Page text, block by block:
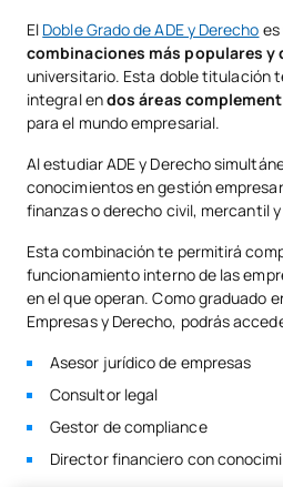
Doble Grado de ADE y Relaciones
Doble Grado de Ingeniería Informática y
Doble Grado de Business Intelligence y
Ventajas de estudiar dobles grados con
¿Qué doble grado elegir en UAX?
Conclusión
El Doble Grado de ADE y Derecho es
combinaciones más populares y
universitario. Esta doble titulación
integral endos áreas
para el mundo empresarial.
Al estudiar ADE y Derecho
conocimientos en gestión
finanzas o derecho civil, mercantil y
Esta combinación te permitirá
funcionamiento interno de las
en el que operan. Como graduado
Empresas y Derecho, podrás
Asesor jurídico de empresas
Consultor legal
Gestor de compliance
Director financiero con